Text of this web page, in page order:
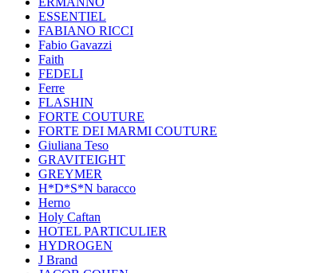
ESSENTIEL
FABIANO RICCI
Fabio Gavazzi
Faith
FEDELI
Ferre
FLASHIN
FORTE COUTURE
FORTE DEI MARMI COUTURE
Giuliana Teso
GRAVITEIGHT
GREYMER
H*D*S*N baracco
Herno
Holy Caftan
HOTEL PARTICULIER
HYDROGEN
J Brand